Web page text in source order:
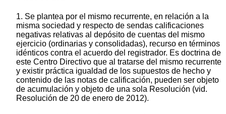
1. Se plantea por el mismo recurrente, en relación a la
misma sociedad y respecto de sendas calificaciones
negativas relativas al depósito de cuentas del mismo
ejercicio (ordinarias y consolidadas), recurso en términos
idénticos contra el acuerdo del registrador. Es doctrina de
este Centro Directivo que al tratarse del mismo recurrente
y existir práctica igualdad de los supuestos de hecho y
contenido de las notas de calificación, pueden ser objeto
de acumulación y objeto de una sola Resolución (vid.
Resolución de 20 de enero de 2012).